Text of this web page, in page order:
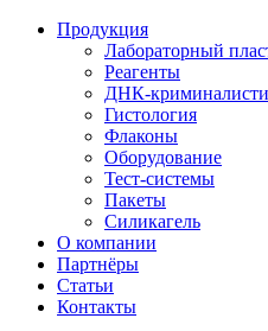
Продукция
Лабораторный
Реагенты
ДНК-
Гистология
Флаконы
Оборудование
Тест-системы
Пакеты
Силикагель
О компании
Партнёры
Статьи
Контакты